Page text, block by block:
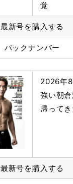
覚
最新号を購入する
バックナンバー
2026年
強い朝
帰ってき
最新号を購入する